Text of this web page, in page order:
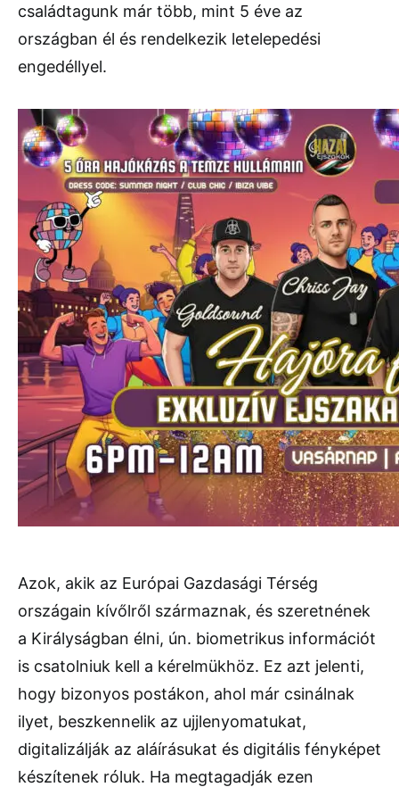
családtagunk már több, mint 5 éve az
országban él és rendelkezik letelepedési
engedéllyel.
Azok, akik az Európai Gazdasági Térség
országain kívőlről származnak, és szeretnének
a Királyságban élni, ún. biometrikus információt
is csatolniuk kell a kérelmükhöz. Ez azt jelenti,
hogy bizonyos postákon, ahol már csinálnak
ilyet, beszkennelik az ujjlenyomatukat,
digitalizálják az aláírásukat és digitális fényképet
készítenek róluk. Ha megtagadják ezen